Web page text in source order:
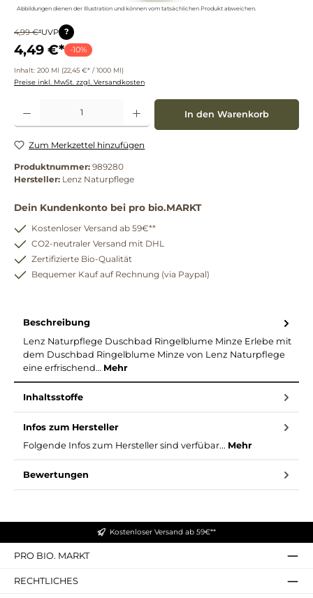
Abbildungen dienen der Illustration und können vom tatsächlichen Produkt abweichen.
4,99 €*UVP ?
4,49 €* -10%
Inhalt: 200 Ml (22,45 €* / 1000 Ml)
Preise inkl. MwSt. zzgl. Versandkosten
Produkt Anzahl: Gib den gewünschten Wert ein oder benutze die Schaltflächen um
In den Warenkorb
Zum Merkzettel hinzufügen
Produktnummer: 989280
Hersteller: Lenz Naturpflege
Dein Kundenkonto bei pro bio.MARKT
Kostenloser Versand ab 59€**
CO2-neutraler Versand mit DHL
Zertifizierte Bio-Qualität
Bequemer Kauf auf Rechnung (via Paypal)
Beschreibung
Lenz Naturpflege Duschbad Ringelblume Minze Erlebe mit
dem Duschbad Ringelblume Minze von Lenz Naturpflege
eine erfrischend… Mehr
Inhaltsstoffe
Infos zum Hersteller
Folgende Infos zum Hersteller sind verfübar... Mehr
Bewertungen
Kostenloser Versand ab 59€**
PRO BIO. MARKT
RECHTLICHES